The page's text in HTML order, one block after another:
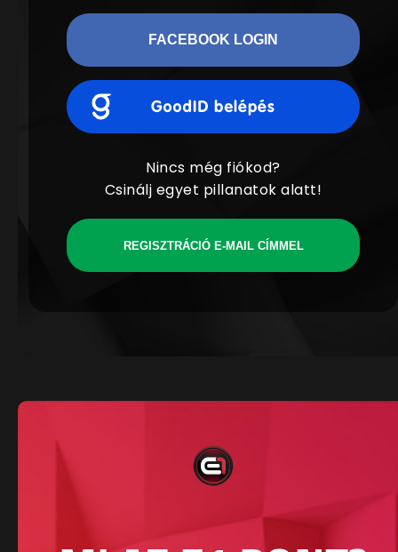
FACEBOOK LOGIN
Nincs még fiókod?
Csinálj egyet pillanatok alatt!
REGISZTRÁCIÓ E-MAIL CÍMMEL